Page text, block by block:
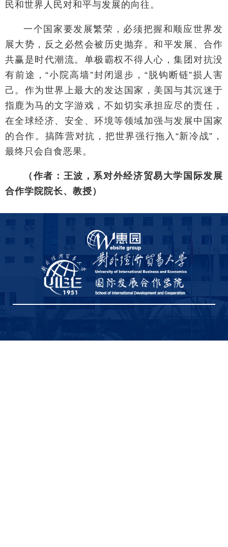
民和世界人民对和平与发展的向往。
一个国家要发展繁荣，必须把握和顺应世界发
展大势，反之必然会被历史抛弃。和平发展、合作
共赢是时代潮流。单极霸权不得人心，集团对抗没
有前途，“小院高墙”封闭退步，“脱钩断链”损人害
己。作为世界上最大的发达国家，美国与其沉迷于
指鹿为马的文字游戏，不如切实承担应尽的责任，
在全球经济、安全、环境等领域加强与发展中国家
的合作。搞阵营对抗，把世界强行拖入“新冷战”，
最终只会自食恶果。
（作者：王波，系对外经济贸易大学国际发展
合作学院院长、教授）
,
Report on the Capacity Enhancement Seminar for Global Climate